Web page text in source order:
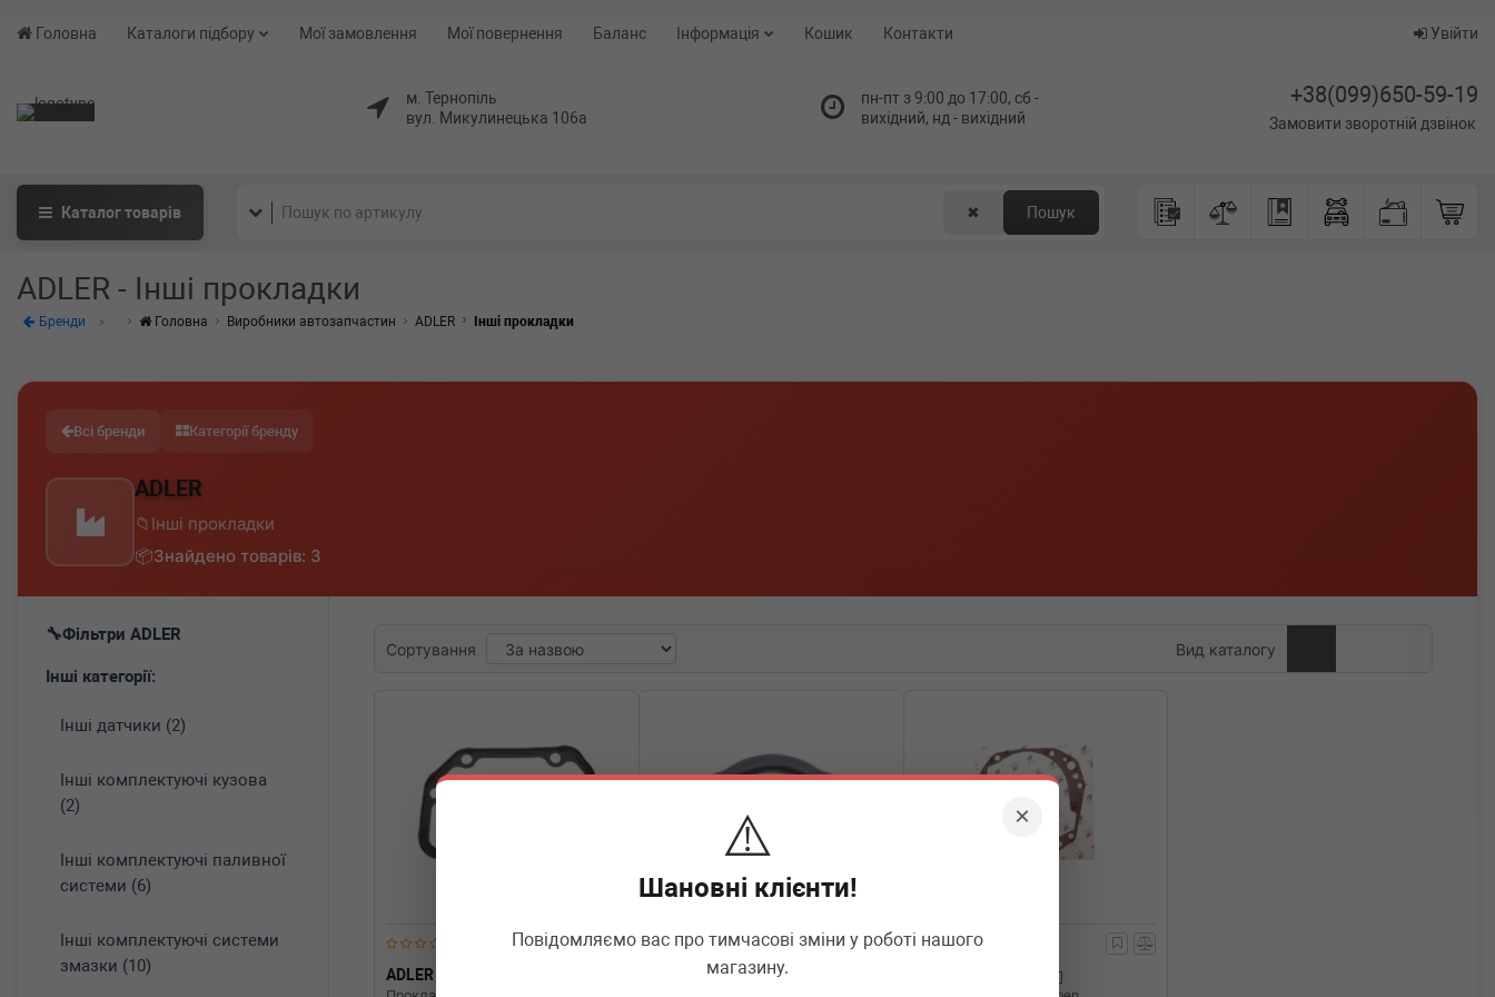
×
⚠️
Шановні клієнти!
Повідомляємо вас про тимчасові зміни у роботі нашого
магазину.
Головна Каталоги підбору Мої замовлення Мої повернення Баланс Інформація Кошик Контакти Увійти
м. Тернопіль
вул. Микулинецька 106а
пн-пт з 9:00 до 17:00, сб -
вихідний, нд - вихідний
+38(099)650-59-19
Замовити зворотній дзвінок
Каталогтоварів ✖ Пошук
ADLER - Інші прокладки
Бренди Головна Виробники автозапчастин ADLER Інші прокладки
Всі бренди Категорії бренду
ADLER
Інші прокладки
Знайдено товарів: 3
Фільтри ADLER
Інші категорії:
Інші датчики (2)
Інші комплектуючі кузова
(2)
Інші комплектуючі паливної
системи (6)
Інші комплектуючі системи
змазки (10)
Сортування Вид каталогу
ADLER 11127552280